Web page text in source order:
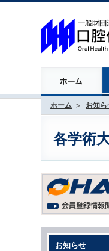
ホーム お知ら
各学術
お知らせ